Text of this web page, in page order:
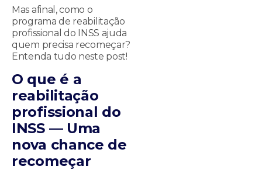
Mas afinal, como o
programa de reabilitação
profissional do INSS ajuda
quem precisa recomeçar?
Entenda tudo neste post!
O que é a
reabilitação
profissional do
INSS — Uma
nova chance de
recomeçar